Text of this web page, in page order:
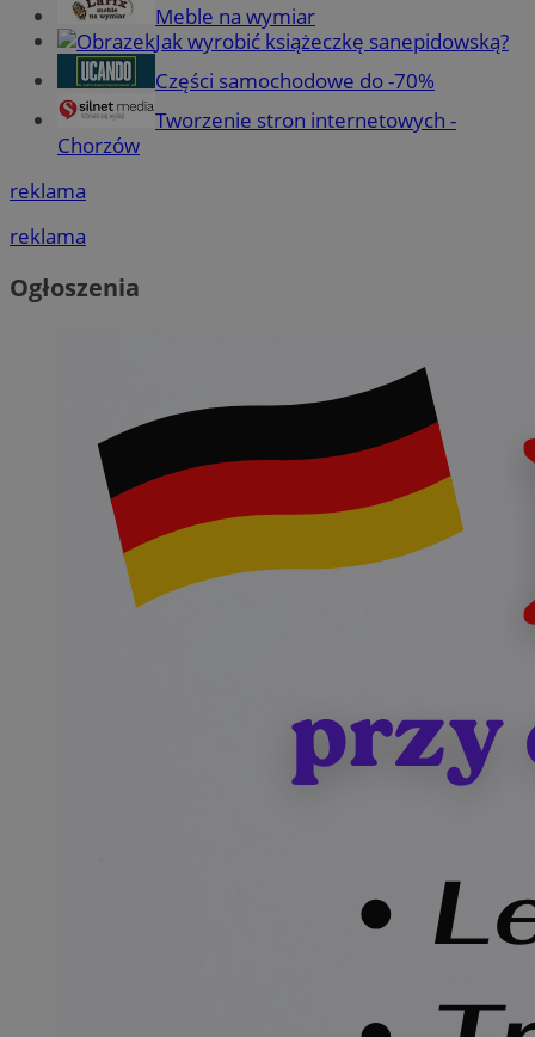
Meble na wymiar
Jak wyrobić książeczkę sanepidowską?
Części samochodowe do -70%
Tworzenie stron internetowych -
Chorzów
reklama
reklama
Ogłoszenia